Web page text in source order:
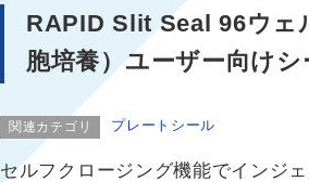
RAPID Slit Seal 96ウェ
胞培養）ユーザー向けシ
関連カテゴリ プレートシール
セルフクロージング機能でインジ